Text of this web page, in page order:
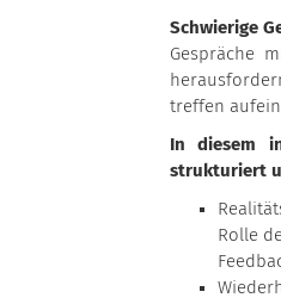
Schwierige
Gespräche
treffen
In diesem
strukturiert
Rolle